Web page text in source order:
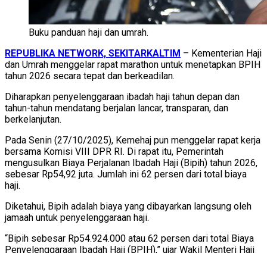
Buku panduan haji dan umrah.
REPUBLIKA NETWORK, SEKITARKALTIM – Kementerian Haji
dan Umrah menggelar rapat marathon untuk menetapkan BPIH
tahun 2026 secara tepat dan berkeadilan.
Diharapkan penyelenggaraan ibadah haji tahun depan dan
tahun-tahun mendatang berjalan lancar, transparan, dan
berkelanjutan.
Pada Senin (27/10/2025), Kemehaj pun menggelar rapat kerja
bersama Komisi VIII DPR RI. Di rapat itu, Pemerintah
mengusulkan Biaya Perjalanan Ibadah Haji (Bipih) tahun 2026,
sebesar Rp54,92 juta. Jumlah ini 62 persen dari total biaya
haji.
Diketahui, Bipih adalah biaya yang dibayarkan langsung oleh
jamaah untuk penyelenggaraan haji.
“Bipih sebesar Rp54.924.000 atau 62 persen dari total Biaya
Penyelenggaraan Ibadah Haji (BPIH),” ujar Wakil Menteri Haji